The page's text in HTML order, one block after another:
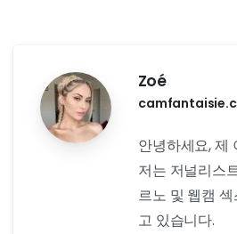
Zoé
안녕하세요, 제
저는 저널리스
르노 및 웹캠
고 있습니다.